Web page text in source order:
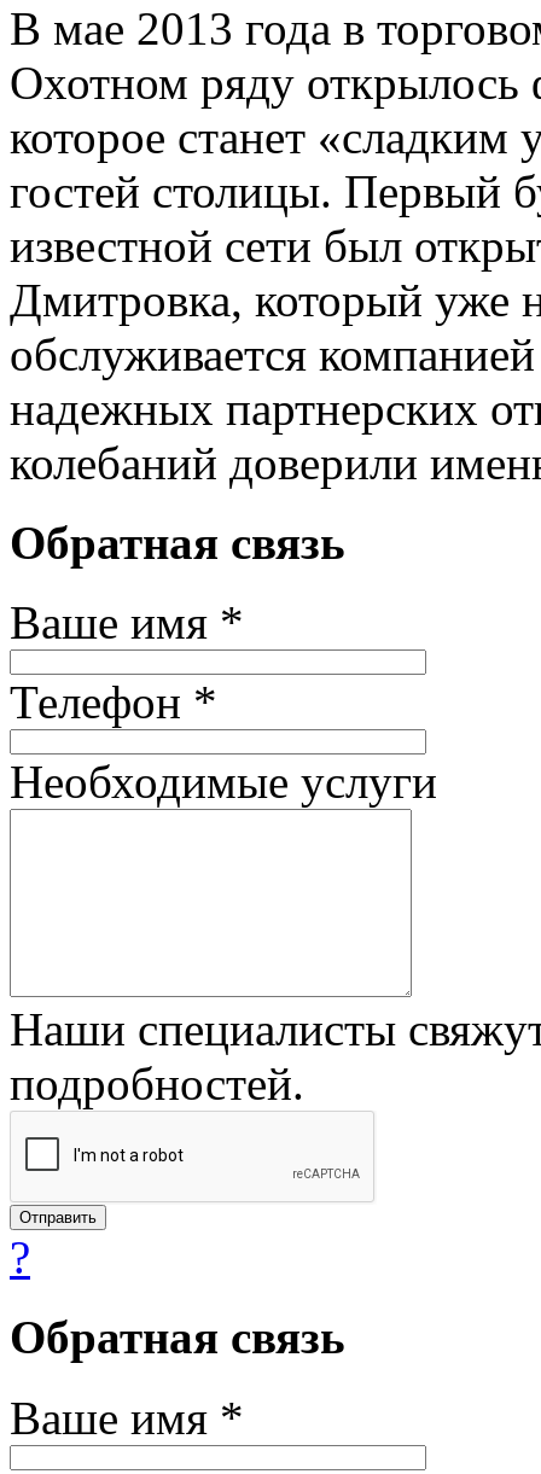
В мае 2013 года в
Охотном ряду открылось
которое станет «сладким
гостей столицы. Первый
известной сети был
Дмитровка, который уже
обслуживается
надежных партнерских
колебаний доверили
Обратная связь
Ваше имя *
Телефон *
Необходимые услуги
Наши специалисты
подробностей.
?
Обратная связь
Ваше имя *